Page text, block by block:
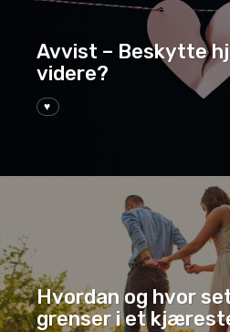
♥
Avvist – Beskytte
videre?
Hvordan og hvor
grenser i et